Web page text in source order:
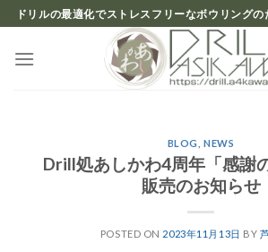
Skip
to
content
ドリルの最適化でストレスフリーなボウリング
BLOG ,NEWS
Drill処あしかわ4周年「感謝
販売のお知らせ
POSTED ON 2023年11月13日 BY